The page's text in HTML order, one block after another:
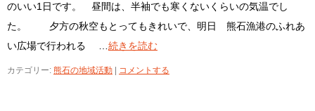
のいい1日です。 昼間は、半袖でも寒くないくらいの気温でし
た。 夕方の秋空もとってもきれいで、明日 熊石漁港のふれあ
い広場で行われる … 続きを読む
カテゴリー: 熊石の地域活動 コメントする